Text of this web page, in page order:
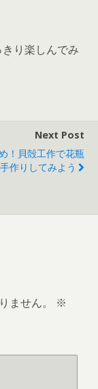
り楽しんでみ
Next Post
！貝殻工作で花瓶
作りしてみよう
ません。
※